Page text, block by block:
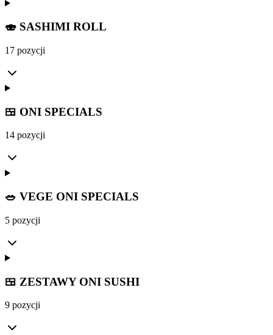
🍣 SASHIMI ROLL
17 pozycji
🍱 ONI SPECIALS
14 pozycji
🥗 VEGE ONI SPECIALS
5 pozycji
🍱 ZESTAWY ONI SUSHI
9 pozycji